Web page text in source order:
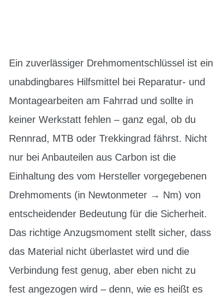
Ein zuverlässiger Drehmomentschlüssel ist ein
unabdingbares Hilfsmittel bei Reparatur- und
Montagearbeiten am Fahrrad und sollte in
keiner Werkstatt fehlen – ganz egal, ob du
Rennrad, MTB oder Trekkingrad fährst. Nicht
nur bei Anbauteilen aus Carbon ist die
Einhaltung des vom Hersteller vorgegebenen
Drehmoments (in Newtonmeter → Nm) von
entscheidender Bedeutung für die Sicherheit.
Das richtige Anzugsmoment stellt sicher, dass
das Material nicht überlastet wird und die
Verbindung fest genug, aber eben nicht zu
fest angezogen wird – denn, wie es heißt es